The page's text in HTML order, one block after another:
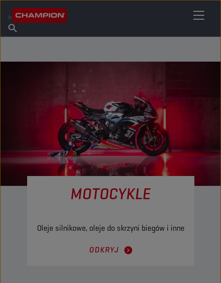
O firmie Champion
Znajdź punkt sprzedaży
MOTOCYKLE
Oleje silnikowe, oleje do skrzyni biegów i inne
ODKRYJ